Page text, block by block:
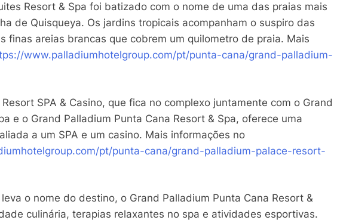
Resort & Spa foi batizado com o nome de uma das praias mais
de Quisqueya. Os jardins tropicais acompanham o suspiro das
finas areias brancas que cobrem um quilometro de praia. Mais
www.palladiumhotelgroup.com/pt/punta-cana/grand-palladium-
SPA & Casino, que fica no complexo juntamente com o Grand
e o Grand Palladium Punta Cana Resort & Spa, oferece uma
a um SPA e um casino. Mais informações no
pt/punta-cana/grand-palladium-palace-resort-
o nome do destino, o Grand Palladium Punta Cana Resort &
culinária, terapias relaxantes no spa e atividades esportivas.